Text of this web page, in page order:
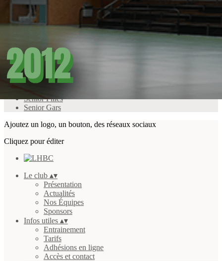
Exporter les lignes sélectionnées
Exporter toutes les colonnes
Exporter uniquement les colonnes affichées
Menu
>
Senior Filles
Senior Gars
Ajoutez un logo, un bouton, des réseaux sociaux
Cliquez pour éditer
Le club ▴▾
Présentation
Actualités
Nos Équipes
Sponsors
Infos utiles ▴▾
Entrainement
Tarifs
Adhésions en ligne
Accès et contact